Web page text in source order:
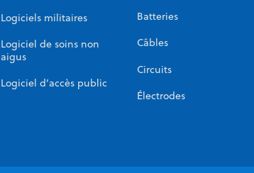
Logiciels militaires
Logiciel de soins non
aigus
Logiciel d’accès public
Batteries
Câbles
Circuits
Électrodes